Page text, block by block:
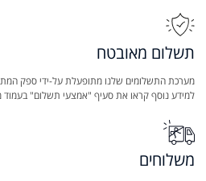
תשלום מאובטח
מערכת התשלומים שלנו מתופעלת על-ידי ספק
למידע נוסף קראו את סעיף "אמצעי תשלום" בעמוד
משלוחים